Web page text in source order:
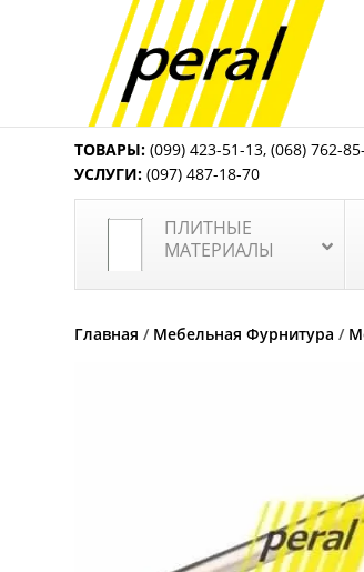
ТОВАРЫ: (099) 423-51-13,(068) 762-
УСЛУГИ: (097) 487-18-70
ПЛИТНЫЕ
МАТЕРИАЛЫ
Главная / Мебельная Фурнитура /